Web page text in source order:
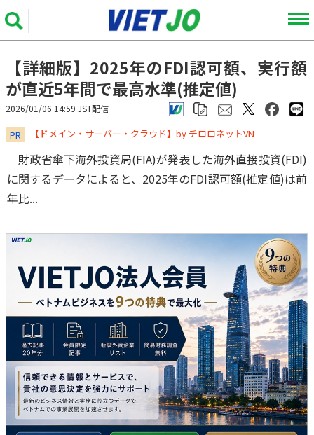
【詳細版】2025年のFDI認可額、実行額
が直近5年間で最高水準(推定値)
2026/01/06 14:59 JST配信
PR ​​​​​​​【ドメイン・サーバー・クラウド】by チロロネットVN
財政省傘下海外投資局(FIA)が発表した海外直接投資(FDI)
に関するデータによると、2025年のFDI認可額(推定値)は前
年比...